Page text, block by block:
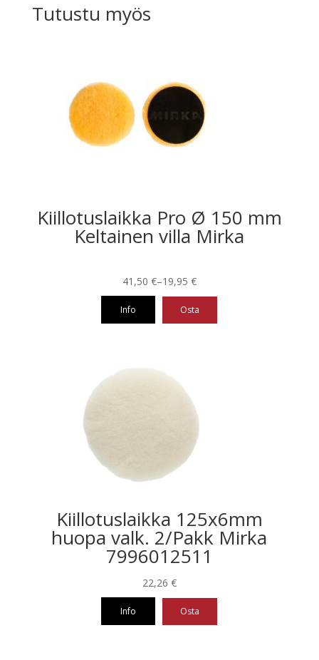
Tutustu myös
Kiillotuslaikka Pro Ø 150 mm
Keltainen villa Mirka
19,95 €
–
41,50 €Hintaluokka:
19,95 €
Info Osta
Kiillotuslaikka 125x6mm
huopa valk. 2/Pakk Mirka
7996012511
22,26 €
Info Osta